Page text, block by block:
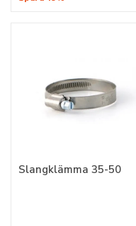
Slangklämma 35-50